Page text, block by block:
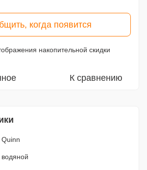
когда появится
накопительной скидки
К сравнению
Quinn
водяной